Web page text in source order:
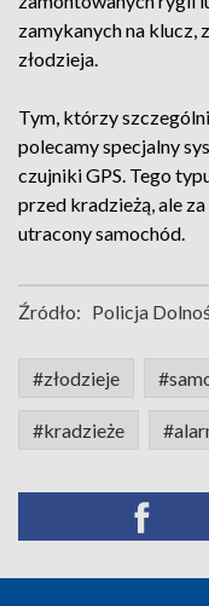
zamykanych na klucz,
złodzieja.
Tym, którzy
polecamy specjalny
czujniki GPS. Tego
przed kradzieżą, ale
utracony samochód.
Źródło: Policja
#złodzieje
#kradzieże